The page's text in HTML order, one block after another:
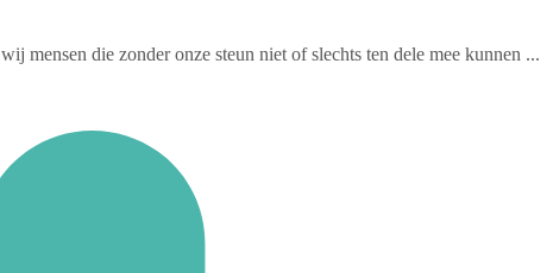
mensen die zonder onze steun niet of slechts ten dele mee kunnen ...